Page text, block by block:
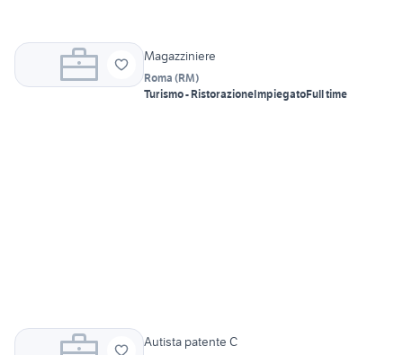
Magazziniere
Roma (RM)
Turismo - RistorazioneImpiegatoFull time
Autista patente C